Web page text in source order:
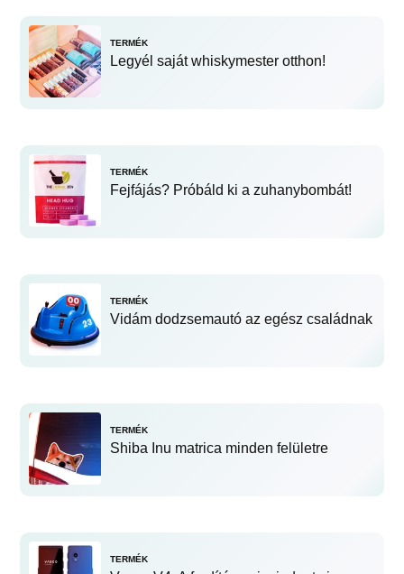
TERMÉK
Legyél saját whiskymester otthon!
TERMÉK
Fejfájás? Próbáld ki a zuhanybombát!
TERMÉK
Vidám dodzsemautó az egész családnak
TERMÉK
Shiba Inu matrica minden felületre
TERMÉK